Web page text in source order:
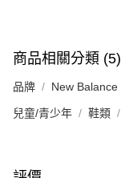
商品相關分類 (5)
品牌 New Balance
兒童/青少年 鞋類